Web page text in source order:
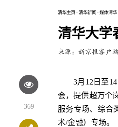
清华主页 - 清华新闻 - 媒体清华
清华大学
来源：新京报客户
369
3月12日至
会，提供超万个
服务专场、综合
术/金融）专场。